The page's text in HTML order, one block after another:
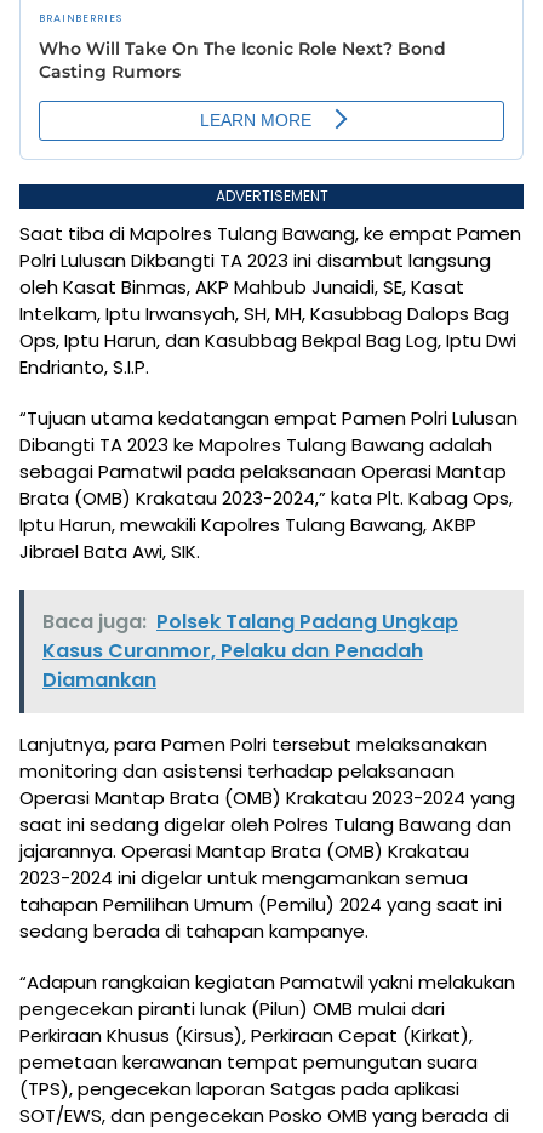
ADVERTISEMENT
Saat tiba di Mapolres Tulang Bawang, ke empat Pamen
Polri Lulusan Dikbangti TA 2023 ini disambut langsung
oleh Kasat Binmas, AKP Mahbub Junaidi, SE, Kasat
Intelkam, Iptu Irwansyah, SH, MH, Kasubbag Dalops Bag
Ops, Iptu Harun, dan Kasubbag Bekpal Bag Log, Iptu Dwi
Endrianto, S.I.P.
“Tujuan utama kedatangan empat Pamen Polri Lulusan
Dibangti TA 2023 ke Mapolres Tulang Bawang adalah
sebagai Pamatwil pada pelaksanaan Operasi Mantap
Brata (OMB) Krakatau 2023-2024,” kata Plt. Kabag Ops,
Iptu Harun, mewakili Kapolres Tulang Bawang, AKBP
Jibrael Bata Awi, SIK.
Baca juga: Polsek Talang Padang Ungkap
Kasus Curanmor, Pelaku dan Penadah
Diamankan
Lanjutnya, para Pamen Polri tersebut melaksanakan
monitoring dan asistensi terhadap pelaksanaan
Operasi Mantap Brata (OMB) Krakatau 2023-2024 yang
saat ini sedang digelar oleh Polres Tulang Bawang dan
jajarannya. Operasi Mantap Brata (OMB) Krakatau
2023-2024 ini digelar untuk mengamankan semua
tahapan Pemilihan Umum (Pemilu) 2024 yang saat ini
sedang berada di tahapan kampanye.
“Adapun rangkaian kegiatan Pamatwil yakni melakukan
pengecekan piranti lunak (Pilun) OMB mulai dari
Perkiraan Khusus (Kirsus), Perkiraan Cepat (Kirkat),
pemetaan kerawanan tempat pemungutan suara
(TPS), pengecekan laporan Satgas pada aplikasi
SOT/EWS, dan pengecekan Posko OMB yang berada di